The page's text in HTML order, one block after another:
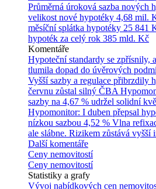
Průměrná úroková sazba nových
velikost nové hypotéky 4,68 mil.
měsíční splátka hypotéky 25 841
hypoték za celý rok 385 mld. Kč
Komentáře
Hypoteční standardy se zpřísnily,
tlumila dopad do úvěrových
Vyšší sazby a regulace přibrzdily
červnu zůstal silný ČBA
sazby na 4,67 % udržel solidní
Hypomonitor: I duben přepsal
nízkou sazbou 4,52 % Vlna
ale slábne. Rizikem zůstává vyšší
Další komentáře
Ceny nemovitostí
Ceny nemovitostí
Statistiky a grafy
Vývoj nabídkových cen